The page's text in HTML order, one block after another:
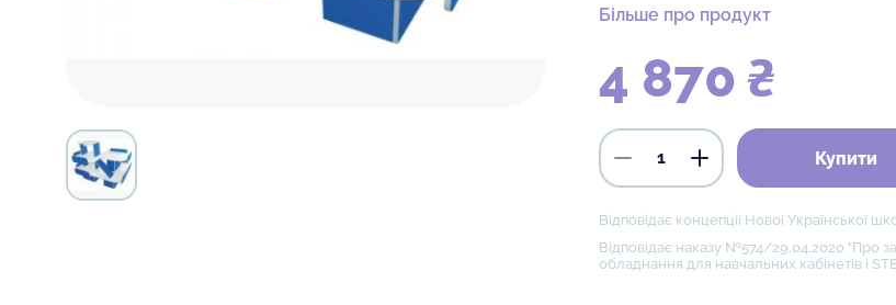
Більше про продукт
4 870 ₴
Купити
Відповідає концепції Нової Української
Відповідає наказу №574/29.04.2020 "Про
обладнання для навчальних кабінетів і